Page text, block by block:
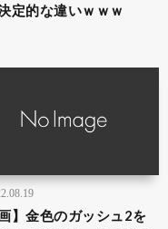
定的な違いｗｗｗ
画】金色のガッシュ2を